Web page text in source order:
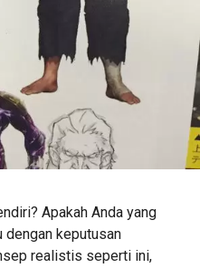
Apakah Anda yang
dengan keputusan
realistis seperti ini,